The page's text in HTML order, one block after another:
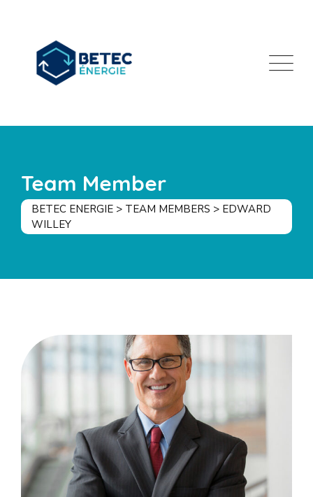
Team Member
BETEC ENERGIE > TEAM MEMBERS > EDWARD
WILLEY